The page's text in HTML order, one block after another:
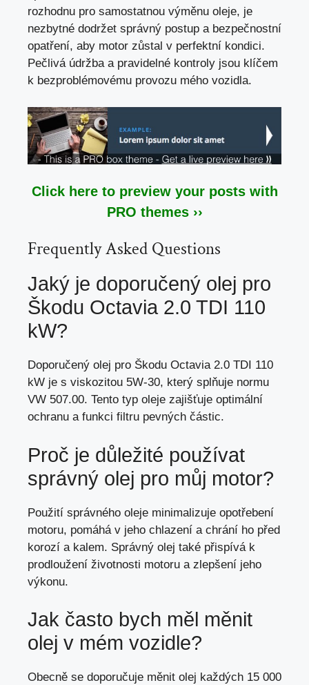
rozhodnu pro samostatnou výměnu oleje, je
nezbytné dodržet správný postup a bezpečnostní
opatření, aby motor zůstal v perfektní kondici.
Pečlivá údržba a pravidelné kontroly jsou klíčem
k bezproblémovému provozu mého vozidla.
Click here to preview your posts with
PRO themes ››
Frequently Asked Questions
Jaký je doporučený olej pro
Škodu Octavia 2.0 TDI 110
kW?
Doporučený olej pro Škodu Octavia 2.0 TDI 110
kW je s viskozitou 5W-30, který splňuje normu
VW 507.00. Tento typ oleje zajišťuje optimální
ochranu a funkci filtru pevných částic.
Proč je důležité používat
správný olej pro můj motor?
Použití správného oleje minimalizuje opotřebení
motoru, pomáhá v jeho chlazení a chrání ho před
korozí a kalem. Správný olej také přispívá k
prodloužení životnosti motoru a zlepšení jeho
výkonu.
Jak často bych měl měnit
olej v mém vozidle?
Obecně se doporučuje měnit olej každých 15 000